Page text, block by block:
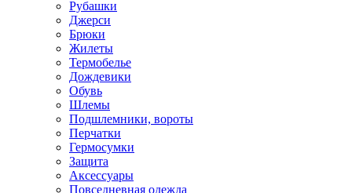
Рубашки
Джерси
Брюки
Жилеты
Термобелье
Дождевики
Обувь
Шлемы
Подшлемники, вороты
Перчатки
Гермосумки
Защита
Аксессуары
Повседневная одежда